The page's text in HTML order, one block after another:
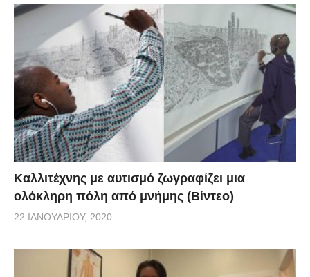
Καλλιτέχνης με αυτισμό ζωγραφίζει μια
ολόκληρη πόλη από μνήμης (Βίντεο)
22 ΙΑΝΟΥΑΡΊΟΥ, 2020